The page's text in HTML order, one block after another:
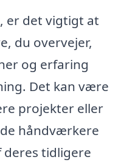
er det vigtigt at
du overvejer,
og erfaring
Det kan være
projekter eller
håndværkere
deres tidligere